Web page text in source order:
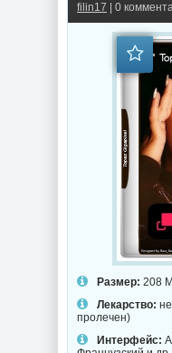
filin17 | 0
Размер: 208
Лекарство:
пролечен)
Интерфейс: